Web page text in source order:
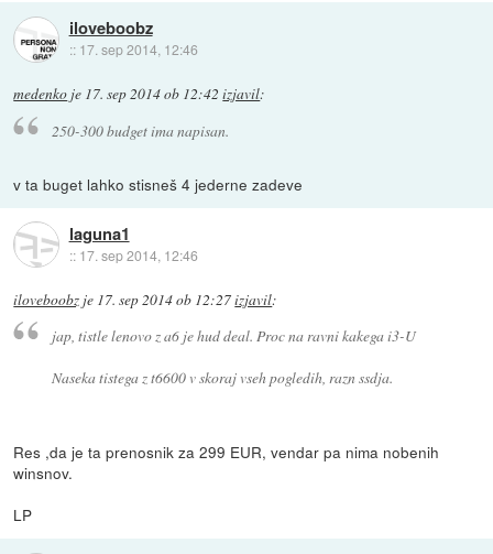
iloveboobz
:: 17. sep 2014, 12:46
medenko je 17. sep 2014 ob 12:42 izjavil:
250-300 budget ima napisan.
v ta buget lahko stisneš 4 jederne zadeve
laguna1
:: 17. sep 2014, 12:46
iloveboobz je 17. sep 2014 ob 12:27izjavil:
jap, tistle lenovo z a6 je hud deal. Proc na ravni kakega i3-U
Naseka tistega z t6600 v skoraj vseh pogledih, razn ssdja.
Res ,da je ta prenosnik za 299 EUR, vendar pa nima nobenih
winsnov.
LP